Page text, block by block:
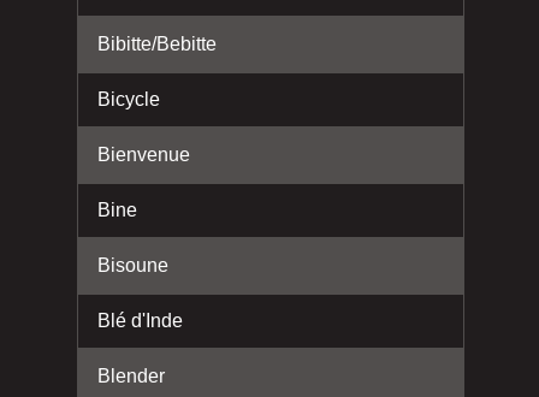
Bibitte/Bebitte
Bicycle
Bienvenue
Bine
Bisoune
Blé d'Inde
Blender